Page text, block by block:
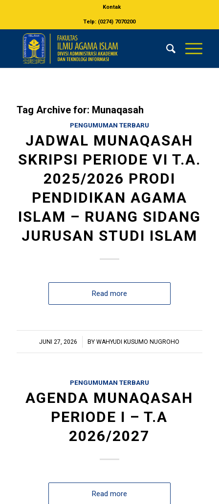
Kontak
Telp: (0274) 7070200
Tag Archive for: Munaqasah
PENGUMUMAN TERBARU
JADWAL MUNAQASAH
SKRIPSI PERIODE VI T.A.
2025/2026 PRODI
PENDIDIKAN AGAMA
ISLAM – RUANG SIDANG
JURUSAN STUDI ISLAM
Read more
JUNI 27, 2026
/ BYWAHYUDI KUSUMO NUGROHO
PENGUMUMAN TERBARU
AGENDA MUNAQASAH
PERIODE I – T.A
2026/2027
Read more